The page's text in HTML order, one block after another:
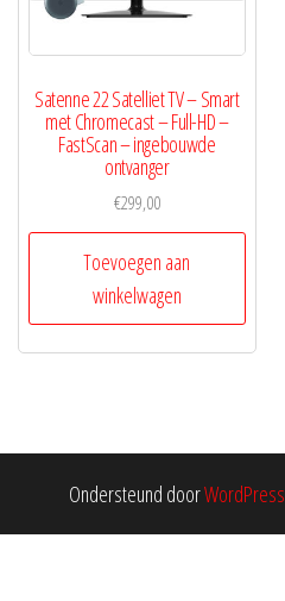
Satenne 22 Satelliet TV – Smart
met Chromecast – Full-HD –
FastScan – ingebouwde
ontvanger
€299,00
Toevoegen aan
winkelwagen
Ondersteund doorWordPress